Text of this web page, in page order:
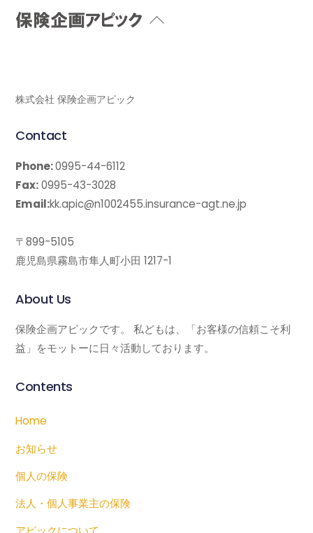
Back
株式会社 保険企画アピック
Contact
Phone:0995-44-6112
Fax:0995-43-3028
Email:kk.apic@n1002455.insurance-agt.ne.jp
〒899-5105
鹿児島県霧島市隼人町小田 1217-1
About Us
保険企画アピックです。 私どもは、「お客様の信頼こそ利
益」をモットーに日々活動しております。
Contents
Home
お知らせ
個人の保険
法人・個人事業主の保険